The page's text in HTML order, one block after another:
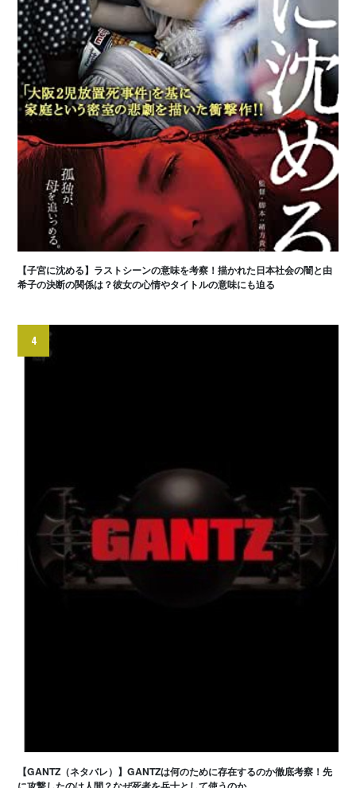
【子宮に沈める】ラストシーンの意味を考察！描かれた日本社会の闇と由
希子の決断の関係は？彼女の心情やタイトルの意味にも迫る
4
【GANTZ（ネタバレ）】GANTZは何のために存在するのか徹底考察！先